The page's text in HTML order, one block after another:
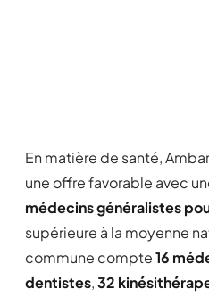
En matière de santé,
une offre favorable avec
médecins généralistes
supérieure à la moyenne
commune compte16
dentistes,32